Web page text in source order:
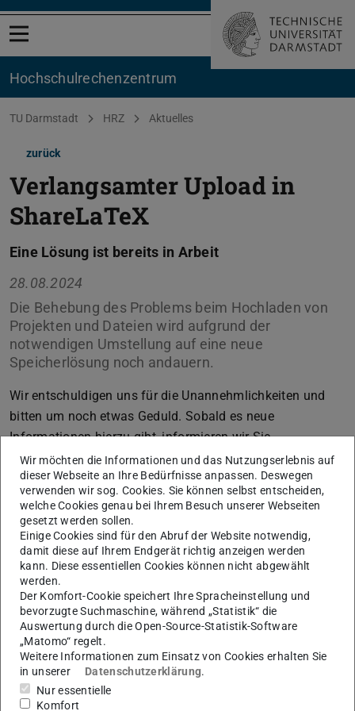
Menü öffnen
Hochschul­rechenzentrum
Sie befinden sich hier:
TU Darmstadt HRZ Aktuelles
zurück
Verlangsamter Upload in
ShareLaTeX
Eine Lösung ist bereits in Arbeit
28.08.2024
Die Behebung des Problems beim Hochladen von
Projekten und Dateien wird aufgrund der
notwendigen Umstellung auf eine neue
Speicherlösung noch andauern.
Wir entschuldigen uns für die Unannehmlichkeiten und
bitten um noch etwas Geduld. Sobald es neue
Informationen hierzu gibt, informieren wir Sie.
Aktuell dauert das Hochladen von
Projekten und Dateien in ShareLaTeX teilweise sehr
lange. In einigen Fällen wird ein Abbruch wegen
TimeOut in der Weboberfläche anzeigt, obwohl der
Upload im Hintergrund weiterläuft.
Störungsmeldung
Wir möchten die Informationen und das Nutzungserlebnis auf
dieser Webseite an Ihre Bedürfnisse anpassen. Deswegen
verwenden wir sog. Cookies. Sie können selbst entscheiden,
welche Cookies genau bei Ihrem Besuch unserer Webseiten
gesetzt werden sollen.
Einige Cookies sind für den Abruf der Website notwendig,
damit diese auf Ihrem Endgerät richtig anzeigen werden
kann. Diese essentiellen Cookies können nicht abgewählt
werden.
Der Komfort-Cookie speichert Ihre Spracheinstellung und
bevorzugte Suchmaschine, während „Statistik“ die
Auswertung durch die Open-Source-Statistik-Software
„Matomo“ regelt.
Weitere Informationen zum Einsatz von Cookies erhalten Sie
in unserer
Datenschutzerklärung.
Nur essentielle
Komfort